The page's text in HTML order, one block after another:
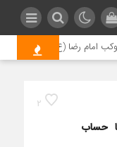
رضا (ع) پتروشیمی
2
حساب